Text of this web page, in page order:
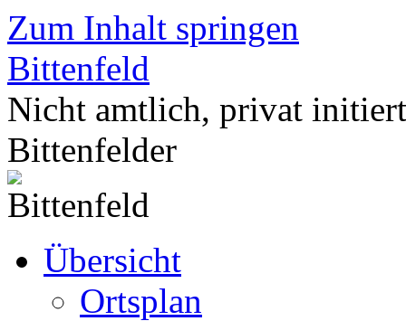
Zum Inhalt springen
Bittenfeld
Nicht amtlich, privat
Bittenfelder
Übersicht
Ortsplan